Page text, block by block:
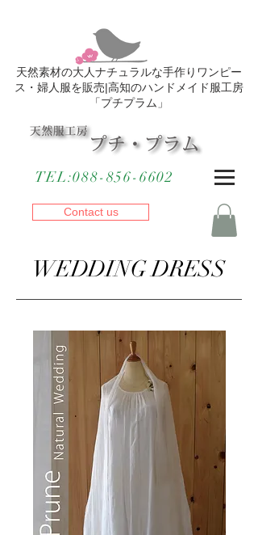
天然素材の大人ナチュラルな手作りワンピー
ス・婦人服を販売|高知のハンドメイド服工房
「プチプラム」
​TEL:088-856-6602
Contact us
​WEDDING DRESS